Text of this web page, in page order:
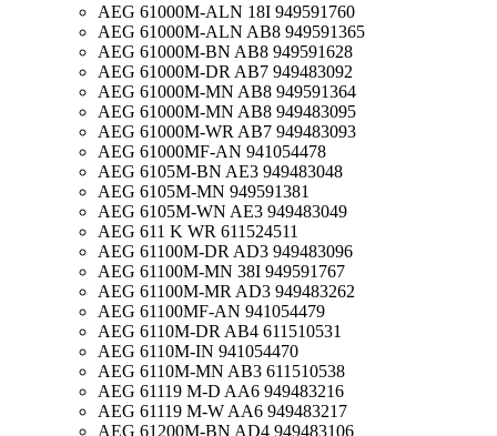
AEG 61000M-ALN 18I 949591760
AEG 61000M-ALN AB8 949591365
AEG 61000M-BN AB8 949591628
AEG 61000M-DR AB7 949483092
AEG 61000M-MN AB8 949591364
AEG 61000M-MN AB8 949483095
AEG 61000M-WR AB7 949483093
AEG 61000MF-AN 941054478
AEG 6105M-BN AE3 949483048
AEG 6105M-MN 949591381
AEG 6105M-WN AE3 949483049
AEG 611 K WR 611524511
AEG 61100M-DR AD3 949483096
AEG 61100M-MN 38I 949591767
AEG 61100M-MR AD3 949483262
AEG 61100MF-AN 941054479
AEG 6110M-DR AB4 611510531
AEG 6110M-IN 941054470
AEG 6110M-MN AB3 611510538
AEG 61119 M-D AA6 949483216
AEG 61119 M-W AA6 949483217
AEG 61200M-BN AD4 949483106